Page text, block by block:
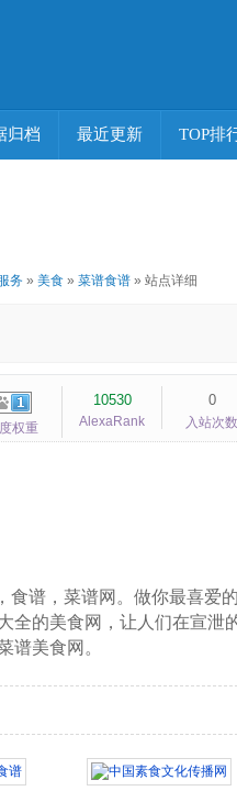
归档 最近更新 TOP排
务 » 美食 » 菜谱食谱 » 站点详细
权重
10530
AlexaRank
0
入站次数
食谱，菜谱网。做你最喜爱
全的美食网，让人们在宣泄
谱美食网。